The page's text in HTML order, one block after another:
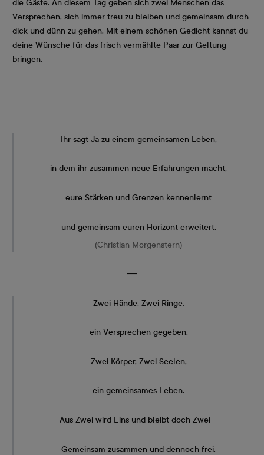
die Gäste. An diesem Tag geben sich zwei Menschen das
Versprechen, sich immer treu zu bleiben und gemeinsam durch
dick und dünn zu gehen. Mit einem schönen Gedicht kannst du
deine Wünsche für das frisch vermählte Paar zur Geltung
bringen.
Ihr sagt Ja zu einem gemeinsamen Leben,
in dem ihr zusammen neue Erfahrungen macht,
eure Stärken und Grenzen kennenlernt
und gemeinsam euren Horizont erweitert.
(Christian Morgenstern)
―
Zwei Hände, Zwei Ringe,
ein Versprechen gegeben.
Zwei Körper, Zwei Seelen,
ein gemeinsames Leben.
Aus Zwei wird Eins und bleibt doch Zwei –
Gemeinsam zusammen und dennoch frei.